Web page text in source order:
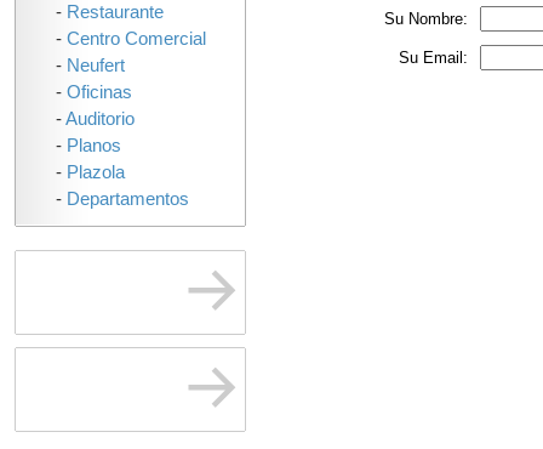
Su Nombre:
Su Email:
- Restaurante
- Centro Comercial
- Neufert
- Oficinas
-Auditorio
- Planos
- Plazola
- Departamentos